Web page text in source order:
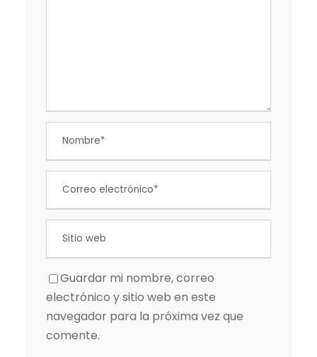
Guardar mi nombre, correo
electrónico y sitio web en este
navegador para la próxima vez que
comente.